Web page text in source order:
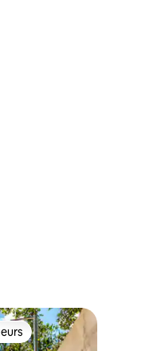
les plus appréciés